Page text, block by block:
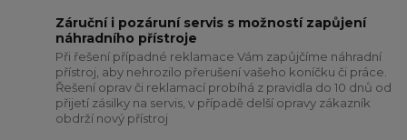
Záruční i pozáruní servis s možností zapůjení
náhradního přístroje
Při řešení případné reklamace Vám zapůjčíme náhradní
přístroj, aby nehrozilo přerušení vašeho koníčku či práce.
Řešení oprav či reklamací probíhá z pravidla do 10 dnů od
přijetí zásilky na servis, v případě delší opravy zákazník
obdrží nový přístroj